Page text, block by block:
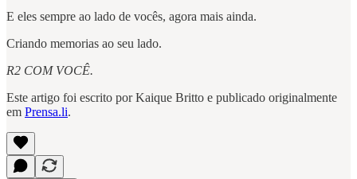
E eles sempre ao lado de vocês, agora mais ainda.
Criando memorias ao seu lado.
R2 COM VOCÊ.
Este artigo foi escrito por Kaique Britto e publicado originalmente
em Prensa.li.